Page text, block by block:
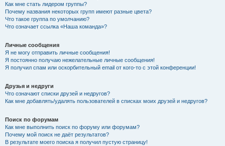
Как мне стать лидером группы?
Почему названия некоторых групп имеют разные цвета?
Что такое группа по умолчанию?
Что означает ссылка «Наша команда»?
Личные сообщения
Я не могу отправить личные сообщения!
Я постоянно получаю нежелательные личные сообщения!
Я получил спам или оскорбительный email от кого-то с этой конференции!
Друзья и недруги
Что означают списки друзей и недругов?
Как мне добавлять/удалять пользователей в списках моих друзей и недругов?
Поиск по форумам
Как мне выполнить поиск по форуму или форумам?
Почему мой поиск не даёт результатов?
В результате моего поиска я получил пустую страницу!